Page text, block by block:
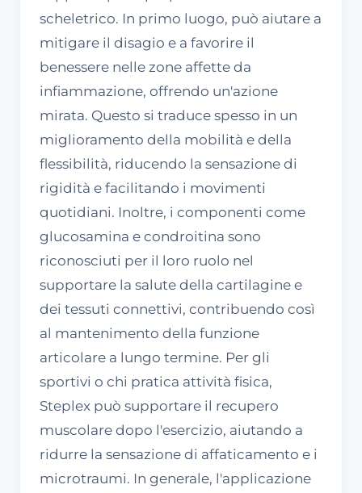
scheletrico. In primo luogo, può aiutare a
mitigare il disagio e a favorire il
benessere nelle zone affette da
infiammazione, offrendo un'azione
mirata. Questo si traduce spesso in un
miglioramento della mobilità e della
flessibilità, riducendo la sensazione di
rigidità e facilitando i movimenti
quotidiani. Inoltre, i componenti come
glucosamina e condroitina sono
riconosciuti per il loro ruolo nel
supportare la salute della cartilagine e
dei tessuti connettivi, contribuendo così
al mantenimento della funzione
articolare a lungo termine. Per gli
sportivi o chi pratica attività fisica,
Steplex può supportare il recupero
muscolare dopo l'esercizio, aiutando a
ridurre la sensazione di affaticamento e i
microtraumi. In generale, l'applicazione